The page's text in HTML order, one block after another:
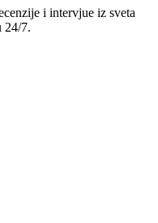
i intervjue iz sveta
24/7.